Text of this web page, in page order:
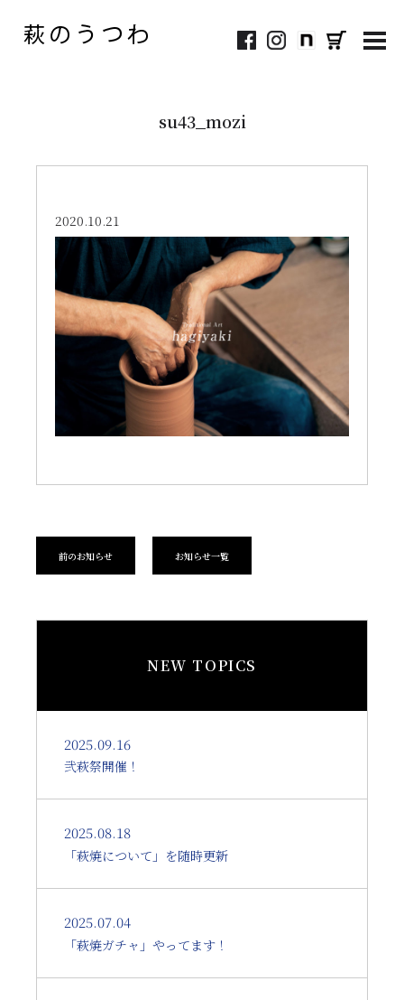
su43_mozi
2020.10.21
前のお知らせ お知らせ一覧
NEW TOPICS
2025.09.16
弐萩祭開催！
2025.08.18
「萩焼について」を随時更新
2025.07.04
「萩焼ガチャ」やってます！